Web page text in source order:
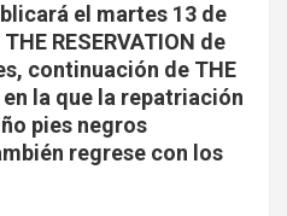
el martes 13 de
RESERVATION de
continuación de THE
en la que la repatriación
pies negros
regrese con los